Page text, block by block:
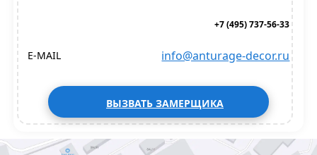
+7 (495) 737-56-33
E-MAIL info@anturage-decor.ru
ВЫЗВАТЬ ЗАМЕРЩИКА